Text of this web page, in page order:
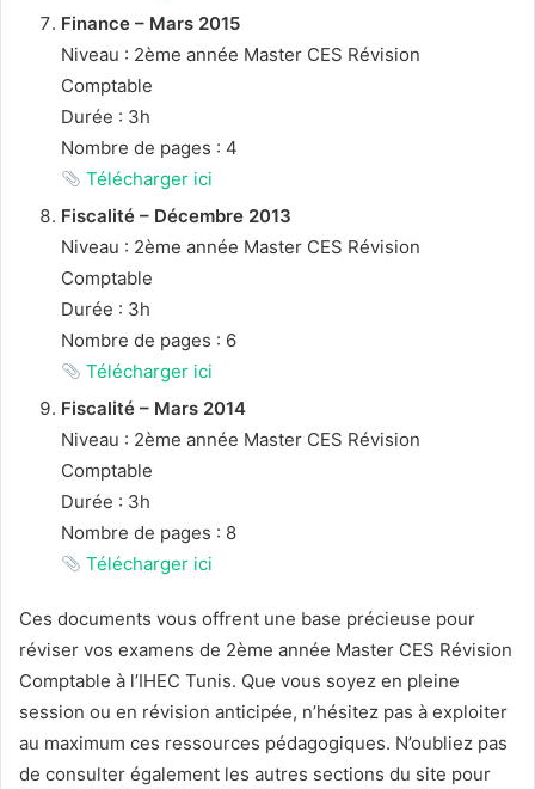
Finance – Mars 2015
Niveau : 2ème année Master CES Révision
Comptable
Durée : 3h
Nombre de pages : 4
Télécharger ici
Fiscalité – Décembre 2013
Niveau : 2ème année Master CES Révision
Comptable
Durée : 3h
Nombre de pages : 6
Télécharger ici
Fiscalité – Mars 2014
Niveau : 2ème année Master CES Révision
Comptable
Durée : 3h
Nombre de pages : 8
Télécharger ici
Ces documents vous offrent une base précieuse pour
réviser vos examens de 2ème année Master CES Révision
Comptable à l’IHEC Tunis. Que vous soyez en pleine
session ou en révision anticipée, n’hésitez pas à exploiter
au maximum ces ressources pédagogiques. N’oubliez pas
de consulter également les autres sections du site pour